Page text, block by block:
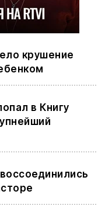
крушение
в Книгу